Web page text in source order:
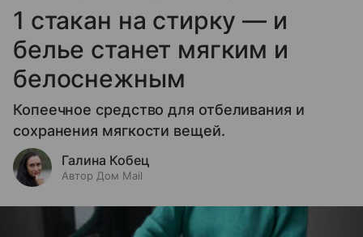
1 стакан на стирку — и
белье станет мягким и
белоснежным
Копеечное средство для отбеливания и
сохранения мягкости вещей.
Галина Кобец
Автор Дом Mail